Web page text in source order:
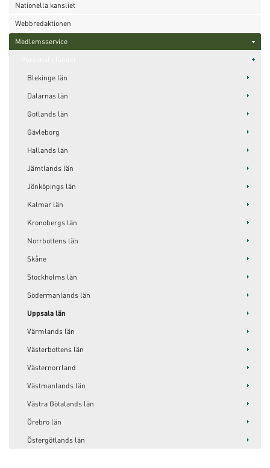
Nationella kansliet
Webbredaktionen
Medlemsservice
Blekinge län
Dalarnas län
Gotlands län
Gävleborg
Hallands län
Jämtlands län
Jönköpings län
Kalmar län
Kronobergs län
Norrbottens län
Skåne
Stockholms län
Södermanlands län
Uppsala län
Värmlands län
Västerbottens län
Västernorrland
Västmanlands län
Västra Götalands län
Örebro län
Östergötlands län